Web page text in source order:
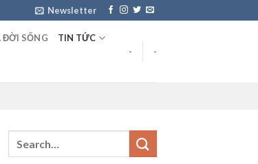
Newsletter
ĐỜI SỐNG TIN TỨC
- -